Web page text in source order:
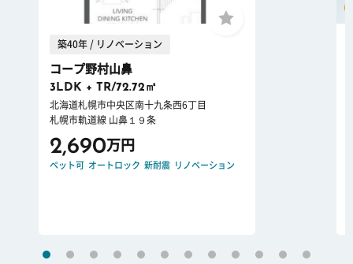
築40年 / リノベーション
コープ野村山鼻
3LDK + TR/72.72㎡
北海道札幌市中央区南十九条西6丁目
札幌市軌道線 山鼻１９条
2,690万円
ペット可 オートロック 新耐震 リノベーション